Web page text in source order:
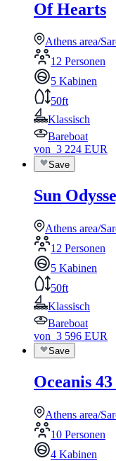
Of Hearts
Athens area/
12 Personen
5 Kabinen
50ft
Klassisch
Bareboat
von 3 224 EUR
Save
Sun
Athens area/
12 Personen
5 Kabinen
50ft
Klassisch
Bareboat
von 3 596 EUR
Save
Oceanis
Athens area/
10 Personen
4 Kabinen